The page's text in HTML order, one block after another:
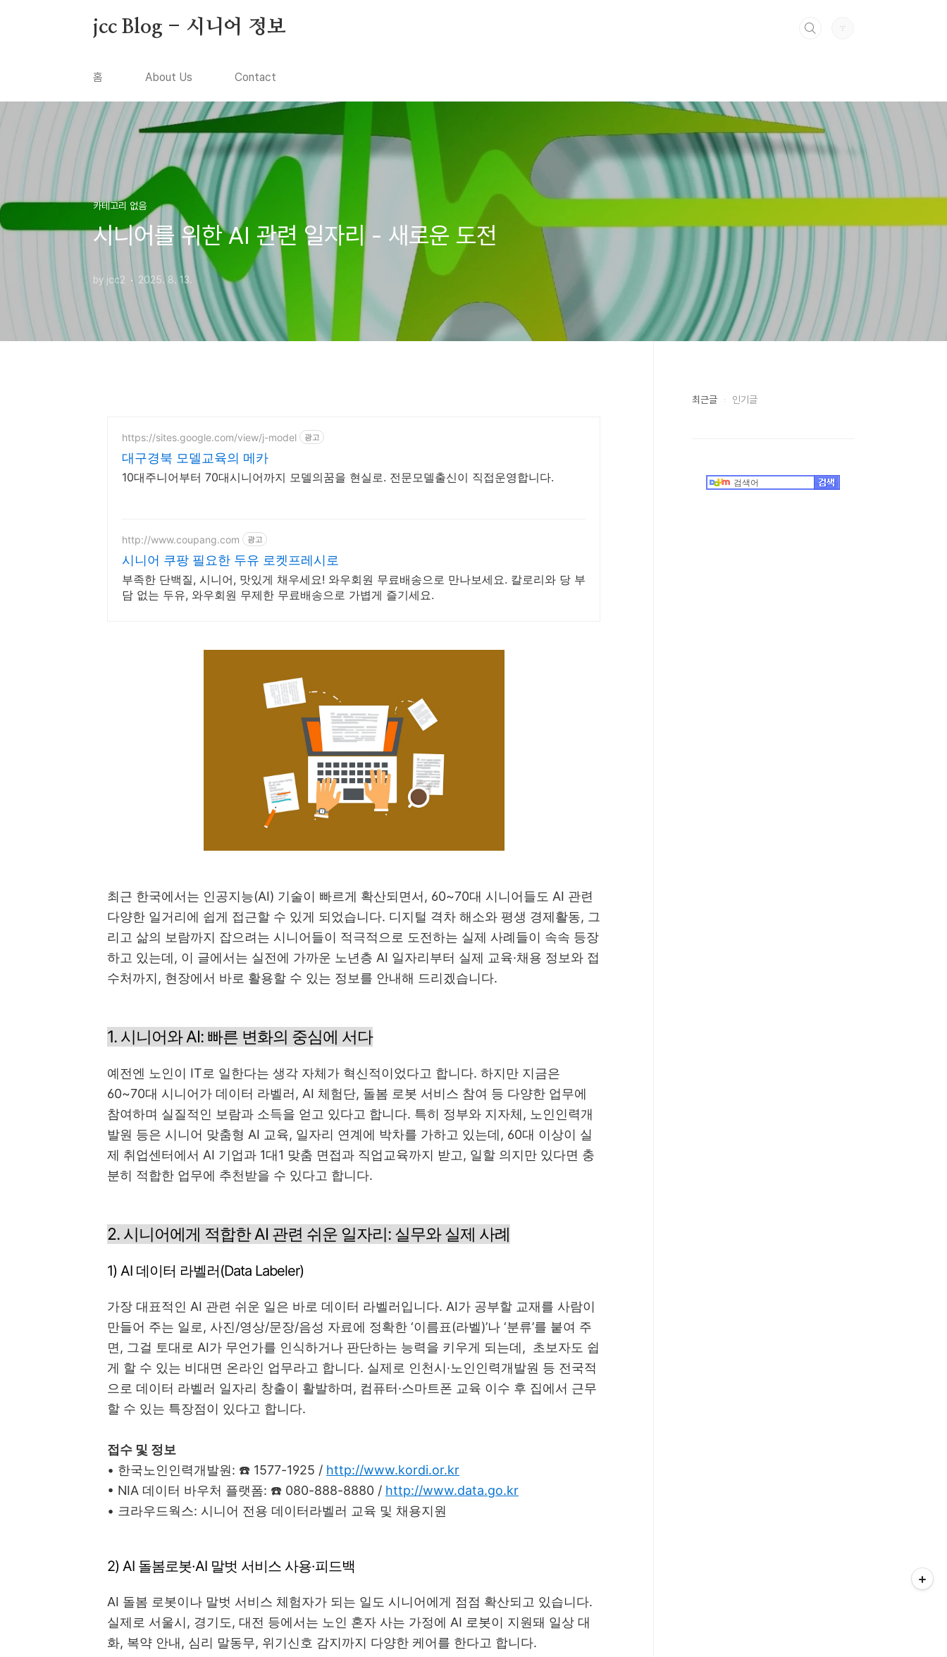
jcc Blog - 시니어 정보
홈 About Us Contact
카테고리 없음
시니어를 위한 AI 관련 일자리 - 새로운 도전
by jcc2 2025. 8. 13.
https://sites.google.com/view/j-model 광고
대구경북 모델교육의 메카
10대주니어부터 70대시니어까지 모델의꿈을 현실로. 전문모델출신이 직접운영합니다.
http://www.coupang.com 광고
시니어 쿠팡 필요한 두유 로켓프레시로
부족한 단백질, 시니어, 맛있게 채우세요! 와우회원 무료배송으로 만나보세요. 칼로리와 당 부
담 없는 두유, 와우회원 무제한 무료배송으로 가볍게 즐기세요.
최근 한국에서는 인공지능(AI) 기술이 빠르게 확산되면서, 60~70대 시니어들도 AI 관련
다양한 일거리에 쉽게 접근할 수 있게 되었습니다. 디지털 격차 해소와 평생 경제활동, 그
리고 삶의 보람까지 잡으려는 시니어들이 적극적으로 도전하는 실제 사례들이 속속 등장
하고 있는데, 이 글에서는 실전에 가까운 노년층 AI 일자리부터 실제 교육·채용 정보와 접
수처까지, 현장에서 바로 활용할 수 있는 정보를 안내해 드리겠습니다.
1. 시니어와 AI: 빠른 변화의 중심에 서다
예전엔 노인이 IT로 일한다는 생각 자체가 혁신적이었다고 합니다. 하지만 지금은
60~70대 시니어가 데이터 라벨러, AI 체험단, 돌봄 로봇 서비스 참여 등 다양한 업무에
참여하며 실질적인 보람과 소득을 얻고 있다고 합니다. 특히 정부와 지자체, 노인인력개
발원 등은 시니어 맞춤형 AI 교육, 일자리 연계에 박차를 가하고 있는데, 60대 이상이 실
제 취업센터에서 AI 기업과 1대1 맞춤 면접과 직업교육까지 받고, 일할 의지만 있다면 충
분히 적합한 업무에 추천받을 수 있다고 합니다.
2. 시니어에게 적합한 AI 관련 쉬운 일자리: 실무와 실제 사례
1) AI 데이터 라벨러(Data Labeler)
가장 대표적인 AI 관련 쉬운 일은 바로 데이터 라벨러입니다. AI가 공부할 교재를 사람이
만들어 주는 일로, 사진/영상/문장/음성 자료에 정확한 ‘이름표(라벨)’나 ‘분류’를 붙여 주
면, 그걸 토대로 AI가 무언가를 인식하거나 판단하는 능력을 키우게 되는데, 초보자도 쉽
게 할 수 있는 비대면 온라인 업무라고 합니다. 실제로 인천시·노인인력개발원 등 전국적
으로 데이터 라벨러 일자리 창출이 활발하며, 컴퓨터·스마트폰 교육 이수 후 집에서 근무
할 수 있는 특장점이 있다고 합니다.
접수 및 정보
• 한국노인인력개발원: ☎️ 1577-1925 / http://www.kordi.or.kr
• NIA 데이터 바우처 플랫폼: ☎️ 080-888-8880 / http://www.data.go.kr
• 크라우드웍스: 시니어 전용 데이터라벨러 교육 및 채용지원
2) AI 돌봄로봇·AI 말벗 서비스 사용·피드백
AI 돌봄 로봇이나 말벗 서비스 체험자가 되는 일도 시니어에게 점점 확산되고 있습니다.
실제로 서울시, 경기도, 대전 등에서는 노인 혼자 사는 가정에 AI 로봇이 지원돼 일상 대
화, 복약 안내, 심리 말동무, 위기신호 감지까지 다양한 케어를 한다고 합니다.
최근글 인기글